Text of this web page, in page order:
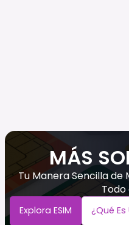
MÁS
Tu Manera Sencilla
Todo
Explora ESIM ¿Qué Es